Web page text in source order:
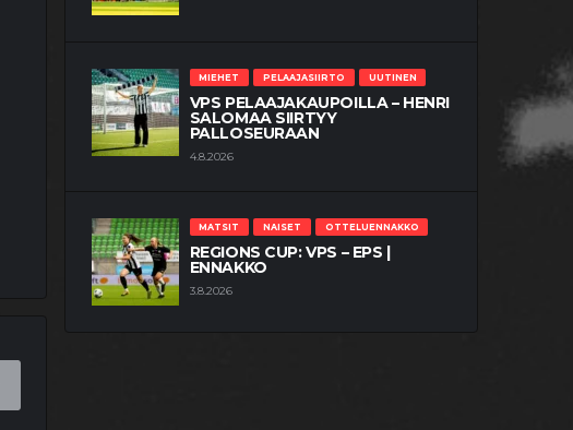
MIEHET PELAAJASIIRTO UUTINEN
VPS PELAAJAKAUPOILLA – HENRI
SALOMAA SIIRTYY
PALLOSEURAAN
4.8.2026
MATSIT NAISET OTTELUENNAKKO
REGIONS CUP: VPS – EPS |
ENNAKKO
3.8.2026